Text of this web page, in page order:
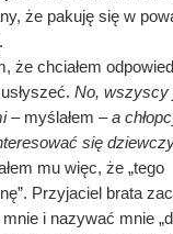
że pakuję się w
że chciałem
No, wszyscy
– myślałem –a
się
mu więc, że „tego
Przyjaciel brata
i nazywać mnie